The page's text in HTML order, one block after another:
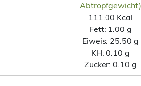
Abtropfgewicht)
111.00 Kcal
Fett: 1.00 g
Eiweis: 25.50 g
KH: 0.10 g
Zucker: 0.10 g